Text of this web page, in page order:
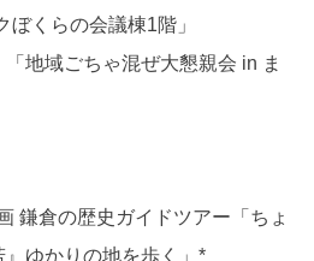
くらの会議棟1階」
地域ごちゃ混ぜ大懇親会 in ま
鎌倉の歴史ガイドツアー「ちょ
ゆかりの地を歩く」*